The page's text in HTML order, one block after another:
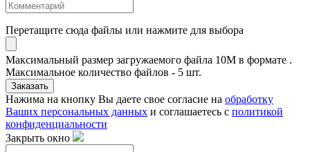
Перетащите сюда файлы или нажмите для выбора
Максимальный размер загружаемого файла 10M в формате .
Максимальное количество файлов - 5 шт.
Заказать
Нажима на кнопку Вы даете свое согласие на обработку
Ваших персональных данных и соглашаетесь с политикой
конфиденциальности
Закрыть окно